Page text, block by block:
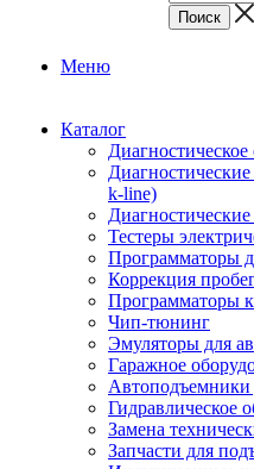
Меню
Каталог
k-line)
Тестеры
Программаторы
Коррекция
Программаторы
Чип-тюнинг
Эмуляторы для
Гаражное
Автоподъемники
Гидравлическое
Замена
Запчасти для